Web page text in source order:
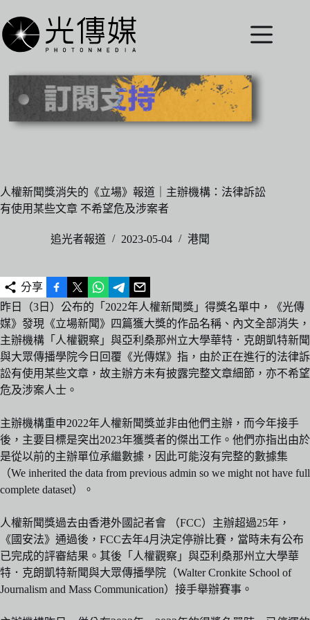
至
主
內
人權新聞獎消失的《立場》報道｜主辦機構：法律訴訟
有使用某些文章 不希望危及涉案者
追光者報道 2023-05-04 港聞
分享
昨日（3日）公布的「2022年人權新聞獎」得獎名單中，《光傳
媒》發現《立場新聞》四篇獲大獎的作品名稱、內文全部消失，
主辦機構「人權觀察」與亞利桑那州立大學華特．克朗凱特新聞
與大眾傳播學院今日回覆《光傳媒》指，由於正在進行的法律訴
訟有使用某些文章，故主辦方未有披露完整文章細節，亦不希望
危及涉案人士。
主辦機構重申2022年人權新聞獎並非由他們主辦，而今年接手
後，主要目標是突出2023年獲獎者的傑出工作。他們亦指出由於
是從以前的主辦單位承繼數據，因此可能沒有完整的數據集
（We inherited the data from previous admin so we might not have full
complete dataset）。
人權新聞獎過去由香港外國記者會 （FCC）主辦超過25年，
《國安法》通過後，FCC去年4月決定停辦比賽，當時未有公布
已完成的評審結果。其後「人權觀察」與亞利桑那州立大學華
特．克朗凱特新聞與大眾傳播學院（Walter Cronkite School of
Journalism and Mass Communication）接手舉辦賽事。